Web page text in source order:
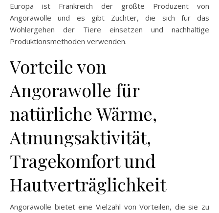
Europa ist Frankreich der größte Produzent von
Angorawolle und es gibt Züchter, die sich für das
Wohlergehen der Tiere einsetzen und nachhaltige
Produktionsmethoden verwenden.
Vorteile von
Angorawolle für
natürliche Wärme,
Atmungsaktivität,
Tragekomfort und
Hautverträglichkeit
Angorawolle bietet eine Vielzahl von Vorteilen, die sie zu